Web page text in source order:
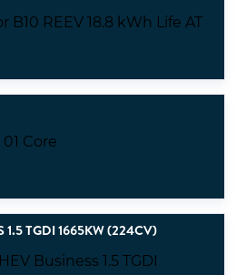
TGDI 1665KW (224CV)